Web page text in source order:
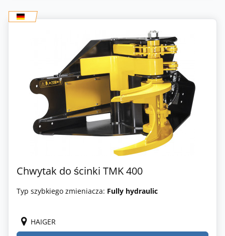
Chwytak do ścinki TMK 400
Typ szybkiego zmieniacza: Fully hydraulic
HAIGER